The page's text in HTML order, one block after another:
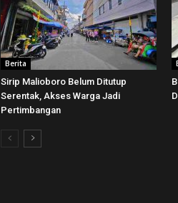
Berita
Sirip Malioboro Belum Ditutup
Serentak, Akses Warga Jadi
Pertimbangan